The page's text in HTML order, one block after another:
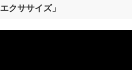
エクササイズ」